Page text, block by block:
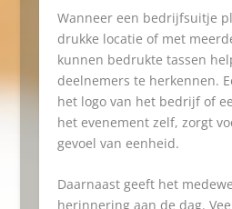
Wanneer een bedrijfsuitje
drukke locatie of met
kunnen bedrukte tassen
deelnemers te herkennen.
het logo van het bedrijf of
het evenement zelf, zorgt
gevoel van eenheid.
Daarnaast geeft het
herinnering aan de dag.